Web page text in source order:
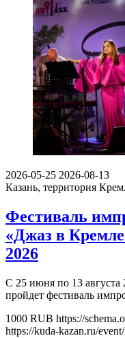
2026-05-25 2026-08-13
Казань, территория
Фестиваль
«Джаз в
2026
С 25 июня по 13 августа
пройдет фестиваль
1000 RUB https://
https://kuda-kazan.ru/